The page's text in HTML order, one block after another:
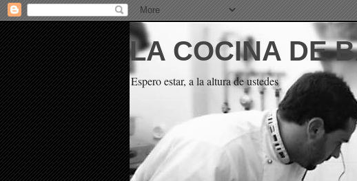
LA COCINA DE
Espero estar, a la altura de ustedes